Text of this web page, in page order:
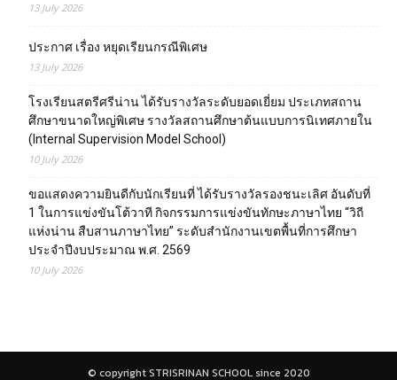
13 July 2026
ประกาศ เรื่อง หยุดเรียนกรณีพิเศษ
13 July 2026
โรงเรียนสตรีศรีน่าน ได้รับรางวัลระดับยอดเยี่ยม ประเภทสถาน
ศึกษาขนาดใหญ่พิเศษ รางวัลสถานศึกษาต้นแบบการนิเทศภายใน
(Internal Supervision Model School)
10 July 2026
ขอแสดงความยินดีกับนักเรียนที่ ได้รับรางวัลรองชนะเลิศ อันดับที่
1 ในการแข่งขันโต้วาที กิจกรรมการแข่งขันทักษะภาษาไทย “วิถี
แห่งน่าน สืบสานภาษาไทย” ระดับสำนักงานเขตพื้นที่การศึกษา
ประจำปีงบประมาณ พ.ศ. 2569
10 July 2026
© copyright STRISRINAN SCHOOL since 2020